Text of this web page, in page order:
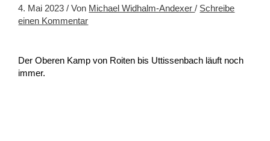
4. Mai 2023/ Von Michael Widhalm-Andexer/ Schreibe
einen Kommentar
Der Oberen Kamp von Roiten bis Uttissenbach läuft noch
immer.